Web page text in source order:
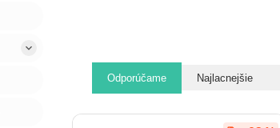
Odporúčame Najlacnejšie